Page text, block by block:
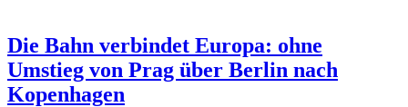
Die Bahn verbindet Europa: ohne
Umstieg von Prag über Berlin nach
Kopenhagen